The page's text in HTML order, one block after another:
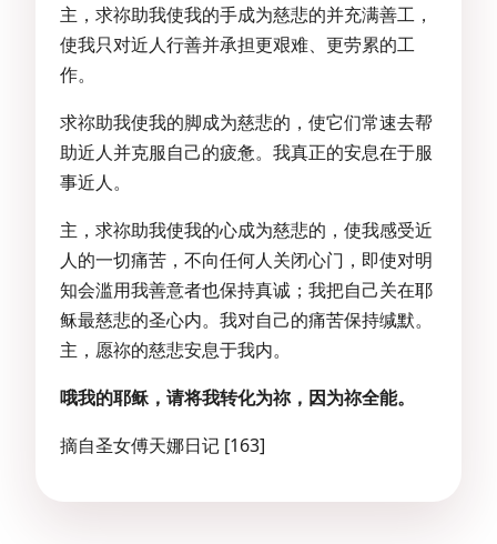
主，求祢助我使我的手成为慈悲的并充满善工，
使我只对近人行善并承担更艰难、更劳累的工
作。
求祢助我使我的脚成为慈悲的，使它们常速去帮
助近人并克服自己的疲惫。我真正的安息在于服
事近人。
主，求祢助我使我的心成为慈悲的，使我感受近
人的一切痛苦，不向任何人关闭心门，即使对明
知会滥用我善意者也保持真诚；我把自己关在耶
稣最慈悲的圣心内。我对自己的痛苦保持缄默。
主，愿祢的慈悲安息于我内。
哦我的耶稣，请将我转化为祢，因为祢全能。
摘自圣女傅天娜日记 [163]